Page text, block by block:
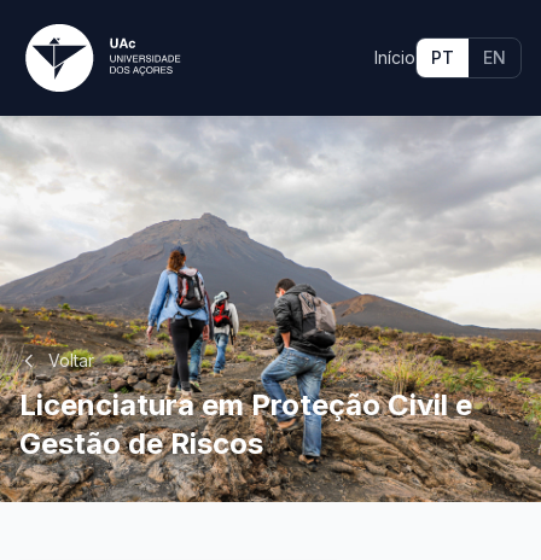
Início PT EN
Voltar
Licenciatura em Proteção Civil e
Gestão de Riscos